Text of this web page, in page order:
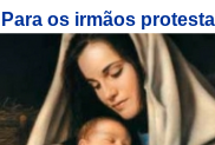
Para os irmãos